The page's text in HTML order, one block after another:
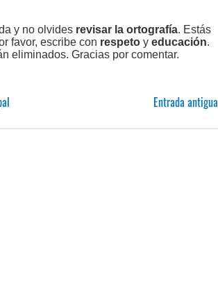
y no olvides revisar la ortografía. Estás
favor, escribe con respeto y educación.
eliminados. Gracias por comentar.
Entrada antigua